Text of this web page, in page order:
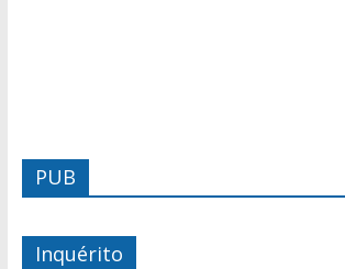
PUB
Inquérito